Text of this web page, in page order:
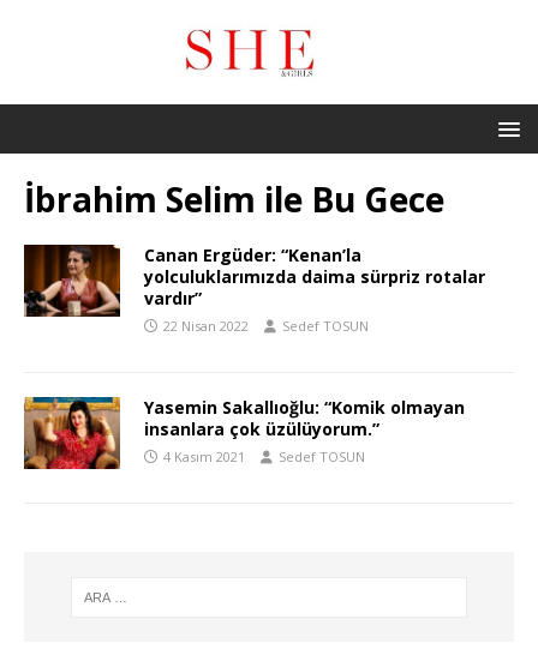
İbrahim Selim ile Bu Gece
Canan Ergüder: “Kenan’la
yolculuklarımızda daima sürpriz rotalar
vardır”
22 Nisan 2022 Sedef TOSUN
Yasemin Sakallıoğlu: “Komik olmayan
insanlara çok üzülüyorum.”
4 Kasım 2021 Sedef TOSUN